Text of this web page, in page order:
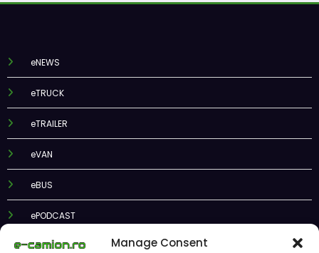
Manage Consent
eNEWS
eTRUCK
eTRAILER
eVAN
eBUS
ePODCAST